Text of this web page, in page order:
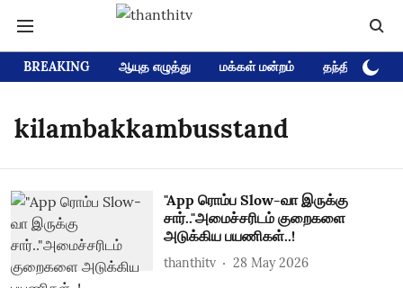
BREAKING ஆயுத எழுத்து மக்கள் மன்றம் தந்தி டிவி
kilambakkambusstand
"App ரொம்ப Slow-வா இருக்கு
சார்.."அமைச்சரிடம் குறைகளை
அடுக்கிய பயணிகள்..!
thanthitv 28 May 2026